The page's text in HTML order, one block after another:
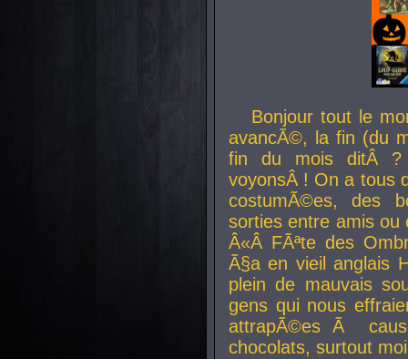
Bonjour tout le
avancÃ©, la fin (du
fin du mois ditÂ ?
voyonsÂ ! On a tous
costumÃ©es, des
sorties entre amis
Â«Â FÃªte des
Ã§a en vieil anglais
plein de mauvais
gens qui nous
attrapÃ©es Ã
chocolats, surtout